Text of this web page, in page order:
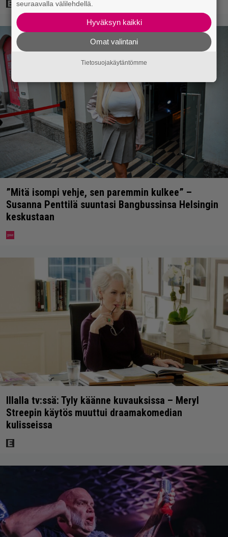
”Mitä isompi vehje, sen paremmin kulkee” –
Susanna Penttilä suuntasi Bangbussinsa Helsingin
keskustaan
Illalla tv:ssä: Tyly käänne kuvauksissa – Meryl
Streepin käytös muuttui draamakomedian
kulisseissa
seuraavalla välilehdellä.
Hyväksyn kaikki
Omat valintani
Tietosuojakäytäntömme